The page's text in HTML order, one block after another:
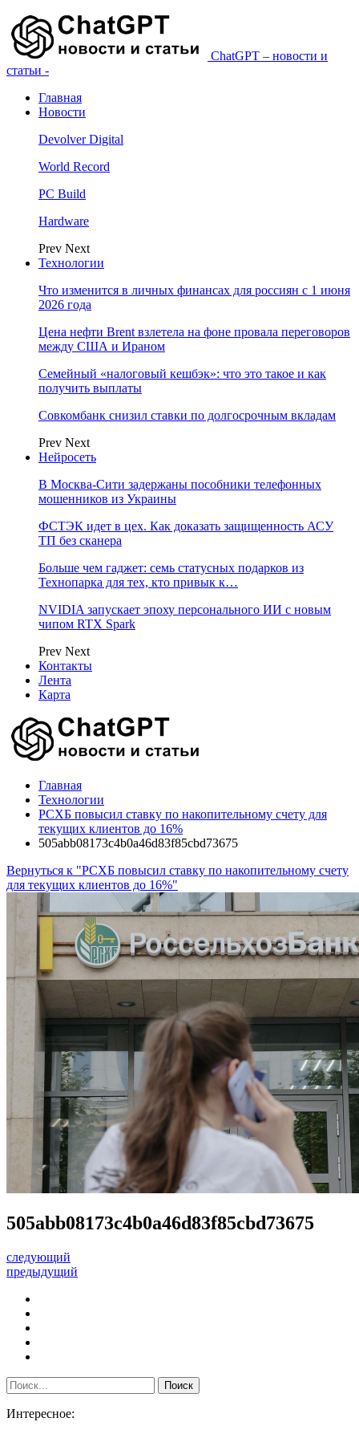
ChatGPT – новости и
статьи -
Главная
Новости
Devolver Digital
World Record
PC Build
Hardware
Prev Next
Технологии
Что изменится в личных финансах для россиян с 1 июня
2026 года
Цена нефти Brent взлетела на фоне провала переговоров
между США и Ираном
Семейный «налоговый кешбэк»: что это такое и как
получить выплаты
Совкомбанк снизил ставки по долгосрочным вкладам
Prev Next
Нейросеть
В Москва-Сити задержаны пособники телефонных
мошенников из Украины
ФСТЭК идет в цех. Как доказать защищенность АСУ
ТП без сканера
Больше чем гаджет: семь статусных подарков из
Технопарка для тех, кто привык к…
NVIDIA запускает эпоху персонального ИИ с новым
чипом RTX Spark
Prev Next
Контакты
Лента
Карта
Главная
Технологии
РСХБ повысил ставку по накопительному счету для
текущих клиентов до 16%
505abb08173c4b0a46d83f85cbd73675
Вернуться к "РСХБ повысил ставку по накопительному счету
для текущих клиентов до 16%"
505abb08173c4b0a46d83f85cbd73675
следующий
предыдущий
Интересное: